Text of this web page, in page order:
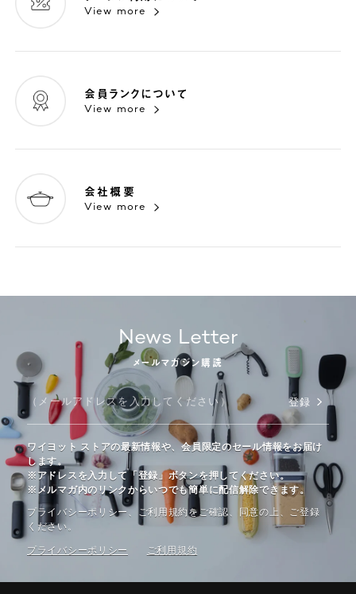
View more
会員ランクについて
View more
会社概要
View more
News Letter
メールマガジン購読
登録
ワイヨット ストアの最新情報や、会員限定のセール情報をお届け
します。
※アドレスを入力して「登録」ボタンを押してください。
※メルマガ内のリンクからいつでも簡単に配信解除できます。
プライバシーポリシー、ご利⽤規約をご確認、同意の上、ご登録
ください。
プライバシーポリシー ご利⽤規約